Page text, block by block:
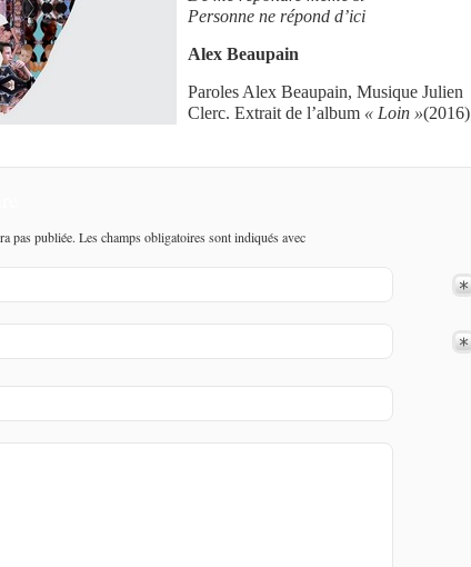
Personne ne répond d’ici
Alex Beaupain
Paroles Alex Beaupain, Musique Julien
Clerc. Extrait de l’album « Loin »(2016)
pas publiée. Les champs obligatoires sont indiqués avec